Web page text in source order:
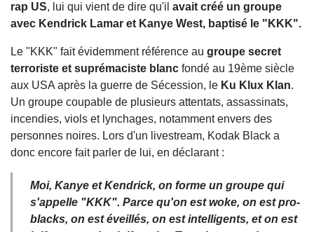
rap US, lui qui vient de dire qu'il avait créé un groupe
avec Kendrick Lamar et Kanye West, baptisé le "KKK".
Le "KKK" fait évidemment référence au groupe secret
terroriste et suprémaciste blanc fondé au 19ème siècle
aux USA après la guerre de Sécession, le Ku Klux Klan.
Un groupe coupable de plusieurs attentats, assassinats,
incendies, viols et lynchages, notamment envers des
personnes noires. Lors d'un livestream, Kodak Black a
donc encore fait parler de lui, en déclarant :
Moi, Kanye et Kendrick, on forme un groupe qui
s'appelle "KKK". Parce qu'on est woke, on est pro-
blacks, on est éveillés, on est intelligents, et on est